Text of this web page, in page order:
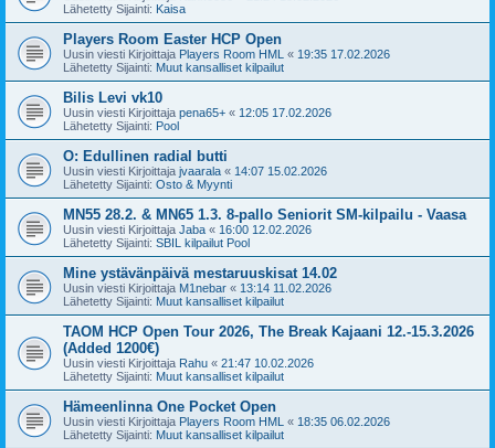
Lähetetty Sijainti: Kaisa
Players Room Easter HCP Open
Uusin viesti Kirjoittaja Players Room HML « 19:35 17.02.2026
Lähetetty Sijainti: Muut kansalliset kilpailut
Bilis Levi vk10
Uusin viesti Kirjoittaja pena65+ « 12:05 17.02.2026
Lähetetty Sijainti: Pool
O: Edullinen radial butti
Uusin viesti Kirjoittaja jvaarala « 14:07 15.02.2026
Lähetetty Sijainti: Osto & Myynti
MN55 28.2. & MN65 1.3. 8-pallo Seniorit SM-kilpailu - Vaasa
Uusin viesti Kirjoittaja Jaba « 16:00 12.02.2026
Lähetetty Sijainti: SBIL kilpailut Pool
Mine ystävänpäivä mestaruuskisat 14.02
Uusin viesti Kirjoittaja M1nebar « 13:14 11.02.2026
Lähetetty Sijainti: Muut kansalliset kilpailut
TAOM HCP Open Tour 2026, The Break Kajaani 12.-15.3.2026
(Added 1200€)
Uusin viesti Kirjoittaja Rahu « 21:47 10.02.2026
Lähetetty Sijainti: Muut kansalliset kilpailut
Hämeenlinna One Pocket Open
Uusin viesti Kirjoittaja Players Room HML « 18:35 06.02.2026
Lähetetty Sijainti: Muut kansalliset kilpailut